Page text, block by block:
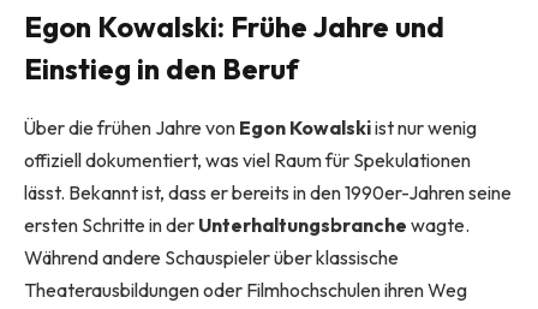
Egon Kowalski: Frühe Jahre und
Einstieg in den Beruf
Über die frühen Jahre von Egon Kowalskiist nur wenig
offiziell dokumentiert, was viel Raum für Spekulationen
lässt. Bekannt ist, dass er bereits in den 1990er-Jahren seine
ersten Schritte in der Unterhaltungsbranche wagte.
Während andere Schauspieler über klassische
Theaterausbildungen oder Filmhochschulen ihren Weg